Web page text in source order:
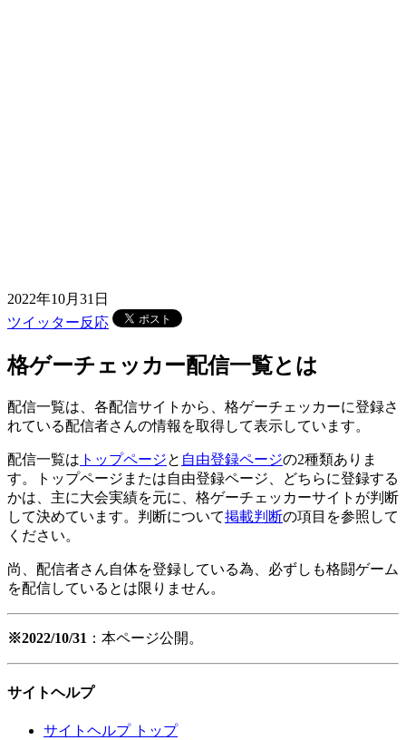
2022年10月31日
ツイッター反応
格ゲーチェッカー配信一覧とは
配信一覧は、各配信サイトから、格ゲーチェッカーに登録さ
れている配信者さんの情報を取得して表示しています。
配信一覧は トップページと 自由登録ページの2種類ありま
す。トップページまたは自由登録ページ、どちらに登録する
かは、主に大会実績を元に、格ゲーチェッカーサイトが判断
して決めています。判断について掲載判断の項目を参照して
ください。
尚、配信者さん自体を登録している為、必ずしも格闘ゲーム
を配信しているとは限りません。
※2022/10/31 ：本ページ公開。
サイトヘルプ
サイトヘルプ トップ